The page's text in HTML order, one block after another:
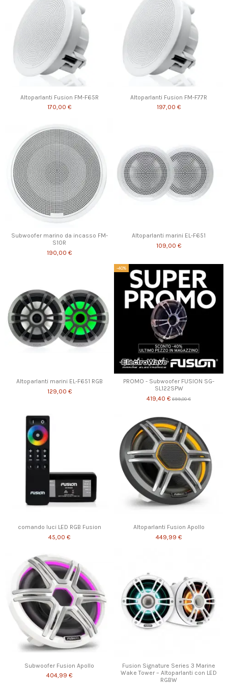
Altoparlanti Fusion FM-F65R
170,00 €
Altoparlanti Fusion FM-F77R
197,00 €
Subwoofer marino da incasso FM-
S10R
190,00 €
Altoparlanti marini EL-F651
109,00 €
Altoparlanti marini EL-F651 RGB
129,00 €
-40%
PROMO - Subwoofer FUSION SG-
SL122SPW
419,40 € 699,00 €
comando luci LED RGB Fusion
45,00 €
Altoparlanti Fusion Apollo
449,99 €
Subwoofer Fusion Apollo
404,99 €
Fusion Signature Series 3 Marine
Wake Tower – Altoparlanti con LED
RGBW